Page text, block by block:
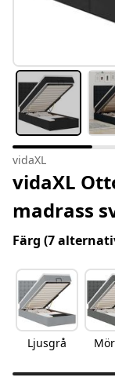
vidaXL
vidaXL
madrass
Färg (7
Ljusgrå